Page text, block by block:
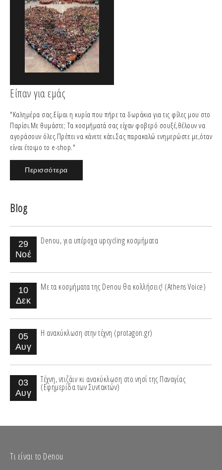
Είπαν για εμάς
"Καλημέρα σας.Είμαι η κυρία που πήρε τα δωράκια για τις φίλες μου στο
Παρίσι.Με θυμάστε; Τα κοσμήματά σας είχαν φοβερό σουξέ,θέλουν να
αγοράσουν όλες.Πρέπει να κάνετε κάτι.Σας παρακαλώ ενημερώστε με,όταν
είναι έτοιμο το e-shop."
Περισσότερα
Blog
29
Νοέ
Denou, για υπέροχα upcycling κοσμήματα
10
Δεκ
Με τα κοσμήματα της Denou θα κολλήσεις! (Athens Voice)
05
Αυγ
Η ανακύκλωση στην τέχνη (protagon.gr)
03
Αυγ
Τέχνη, ντιζάιν κι ανακύκλωση στο νησί της Παναγίας
(Εφημερίδα των Συντακτών)
Τι είναι το Denou